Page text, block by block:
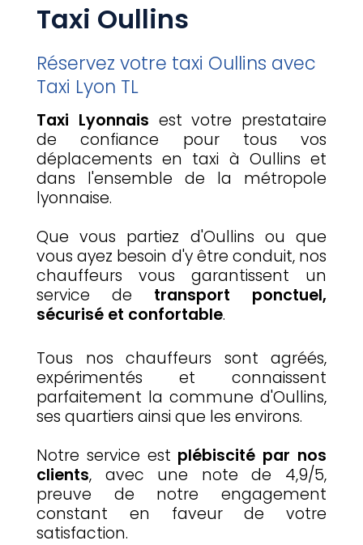
Taxi Oullins
Réservez votre taxi Oullins avec
Taxi Lyon TL
Taxi Lyonnais est votre prestataire
de confiance pour tous vos
déplacements en taxi à Oullins et
dans l'ensemble de la métropole
lyonnaise.
Que vous partiez d'Oullins ou que
vous ayez besoin d'y être conduit, nos
chauffeurs vous garantissent un
service de transport ponctuel,
sécurisé et confortable.
Tous nos chauffeurs sont agréés,
expérimentés et connaissent
parfaitement la commune d'Oullins,
ses quartiers ainsi que les environs.
Notre service est plébiscité par nos
clients, avec une note de 4,9/5,
preuve de notre engagement
constant en faveur de votre
satisfaction.